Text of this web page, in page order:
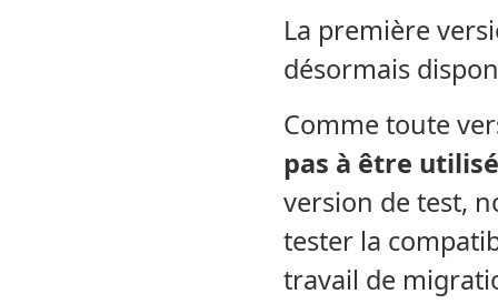
La première
désormais
Comme toute
pas à être
version de test,
tester la
travail de